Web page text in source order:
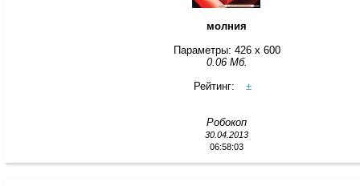
молния
Параметры: 426 x 600
0.06 Мб.
Рейтинг:
±
Робокоп
30.04.2013
06:58:03